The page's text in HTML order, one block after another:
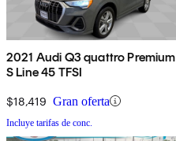
2021 Audi Q3 quattro Premium
S Line 45 TFSI
$18,419 Gran oferta
Incluye tarifas de conc.